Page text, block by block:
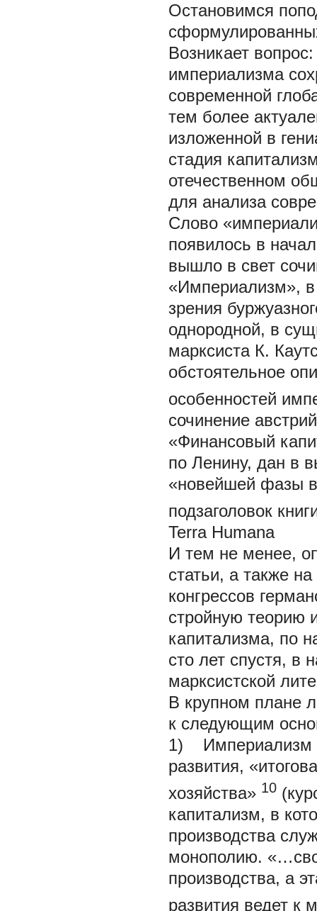
Остановимся
Возникает
империализма
современной
тем более
изложенной в
стадия
отечественном
для анализа
Слово
появилось в
вышло в свет
«Империализм», в
зрения
однородной, в
марксиста К.
обстоятельное
особенностей
сочинение
«Финансовый
по Ленину, дан в
«новейшей фазы в
подзаголовок
Terra Humana
И тем не менее,
статьи, а также
конгрессов
стройную теорию
капитализма, по
сто лет спустя, в
марксистской
В крупном плане
к следующим
1) Империализм
развития,
хозяйства» 10
капитализм, в
производства
монополию.
производства, а
развития ведет к